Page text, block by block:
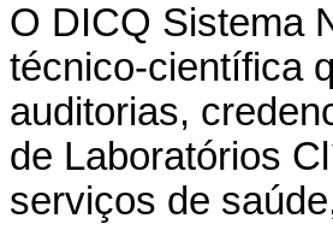
O DICQ Sistema
técnico-científica
auditorias,
de Laboratórios
serviços de